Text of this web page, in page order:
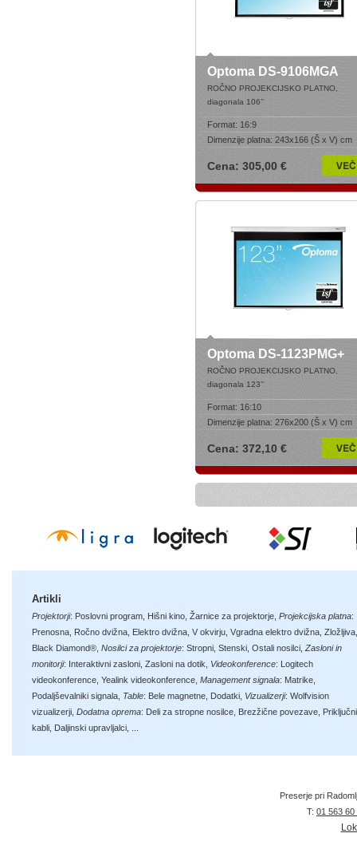
Optoma DS-9106MGA
ROČNO PROJEKCIJSKO PLATNO,
diagonala 106’’
Format: 16:9
Dimenzije platna: 243x166 (Š x V) cm
Cena: 305,00 €
Optoma DS-1123PMG+
ROČNO PROJEKCIJSKO PLATNO,
diagonala 123’’
Format: 16:10
Dimenzije platna: 276x200 (Š x V) cm
Cena: 372,10 €
Artikli
Projektorji: Poslovni program Hišni kino Žarnice za projektorje Projekcijska platna:
Prenosna Ročno dvižna Elektro dvižna V okvirju Vgradna elektro dvižna Zložljiva
Black Diamond® Nosilci za projektorje: Stropni Stenski Ostali nosilci Zasloni in
monitorji: Interaktivni zasloni Zasloni na dotik Videokonference: Logitech
videokonference Yealink videokonference Management signala: Matrike
Podaljševalniki signala Table: Bele magnetne Dodatki Vizualizerji: Wolfvision
vizualizerji Dodatna oprema: Deli za stropne nosilce Brezžične povezave Priključni
kabli Daljinski upravljalci
Preserje pri
T: 01 563 60